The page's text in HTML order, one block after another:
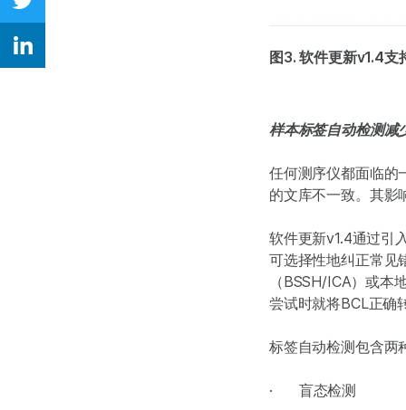
Share on Twitter
Share on Linkedin
图3. 软件更新v1.4支
样本标签自动检测减
任何测序仪都面临的
的文库不一致。其影
软件更新v1.4通过引
可选择性地纠正常见
（BSSH/ICA）或
尝试时就将BCL正确
标签自动检测包含两
· 盲态检测